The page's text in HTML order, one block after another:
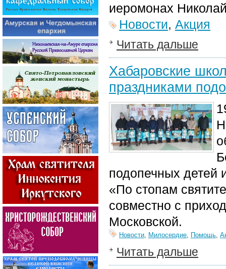
иеромонах
Новости, Акция
Читать дальше
Хабаровские
праздниками
подопечных детей
«По стопам
совместно с
Московской.
Новости, Милосердие, Помощь,
Читать дальше